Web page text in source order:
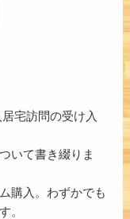
宅訪問の受け入
いて書き綴りま
購入。わずかでも
。